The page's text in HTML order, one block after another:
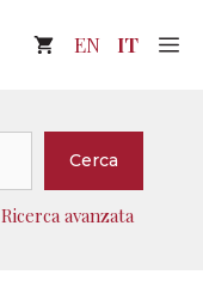
EN IT
Cerca
Ricerca avanzata